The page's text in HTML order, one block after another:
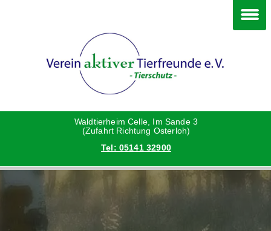
Waldtierheim Celle, Im Sande 3
(Zufahrt Richtung Osterloh)
Tel: 05141 32900
Katzen
Vermittlungshilfe privat
Danke an die Helfer
Vorstand
Satzung